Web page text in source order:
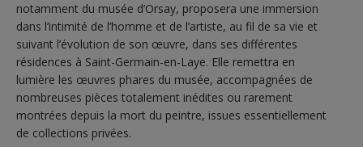
notamment du musée d’Orsay, proposera une immersion
dans l’intimité de l’homme et de l’artiste, au fil de sa vie et
suivant l’évolution de son œuvre, dans ses différentes
résidences à Saint-Germain-en-Laye. Elle remettra en
lumière les œuvres phares du musée, accompagnées de
nombreuses pièces totalement inédites ou rarement
montrées depuis la mort du peintre, issues essentiellement
de collections privées.